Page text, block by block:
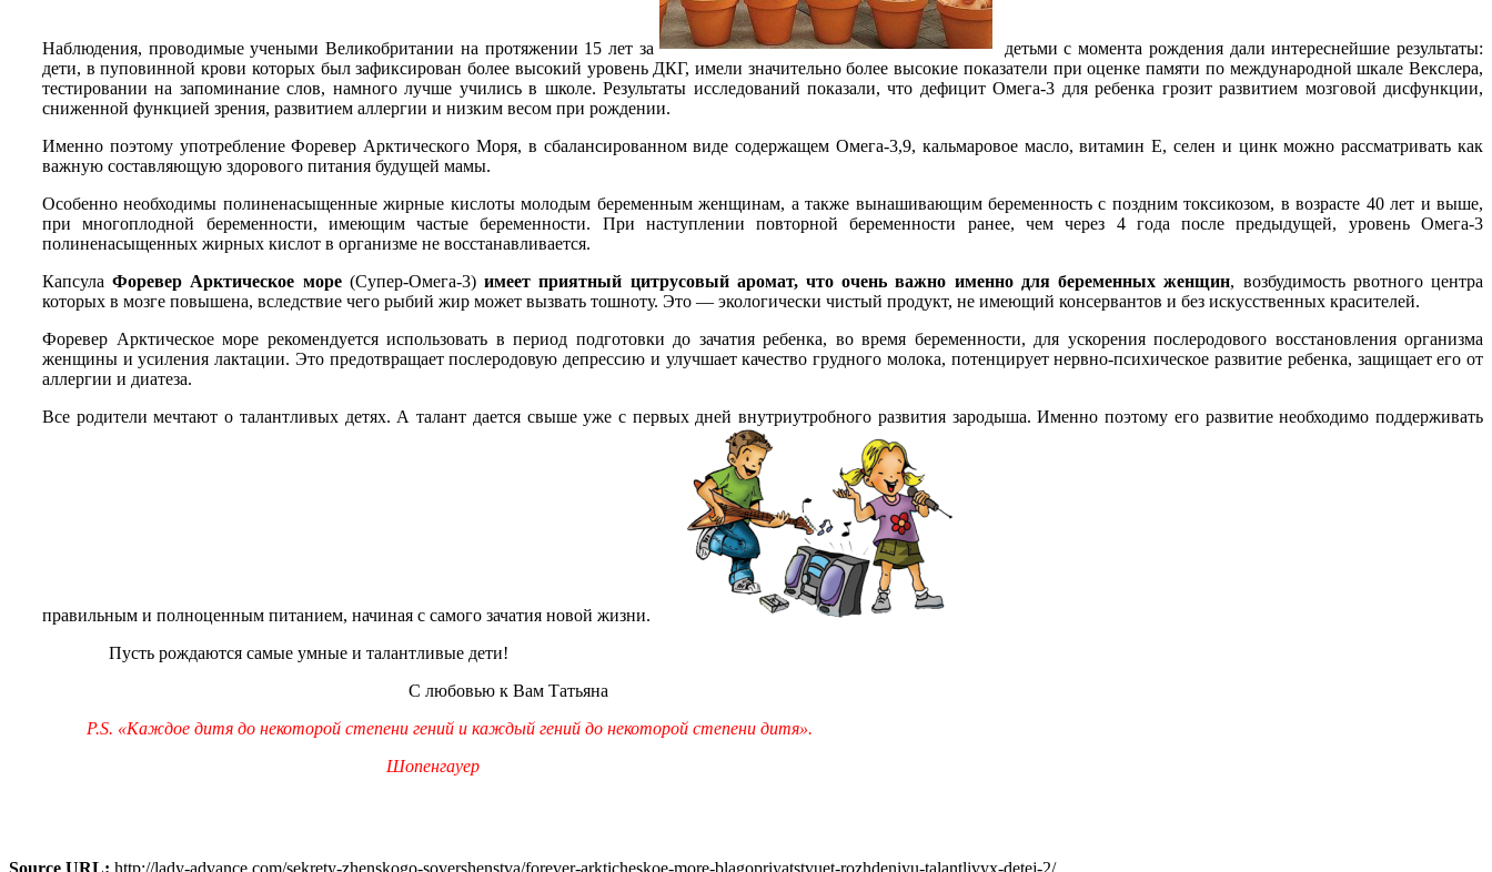
Наблюдения, проводимые учеными Великобритании на протяжении 15 лет за
детьми с момента рождения дали интереснейшие результаты:
дети, в пуповинной крови которых был зафиксирован более высокий уровень ДКГ, имели значительно более высокие показатели при оценке памяти по международной шкале Векслера,
тестировании на запоминание слов, намного лучше учились в школе. Результаты исследований показали, что дефицит Омега-3 для ребенка грозит развитием мозговой дисфункции,
сниженной функцией зрения, развитием аллергии и низким весом при рождении.
Именно поэтому употребление Форевер Арктического Моря, в сбалансированном виде содержащем Омега-3,9, кальмаровое масло, витамин Е, селен и цинк можно рассматривать как
важную составляющую здорового питания будущей мамы.
Особенно необходимы полиненасыщенные жирные кислоты молодым беременным женщинам, а также вынашивающим беременность с поздним токсикозом, в возрасте 40 лет и выше,
при многоплодной беременности, имеющим частые беременности. При наступлении повторной беременности ранее, чем через 4 года после предыдущей, уровень Омега-3
полиненасыщенных жирных кислот в организме не восстанавливается.
КапсулаФоревер Арктическое море(Супер-Омега-3)имеет приятный цитрусовый аромат, что очень важно именно для беременных женщин, возбудимость рвотного центра
которых в мозге повышена, вследствие чего рыбий жир может вызвать тошноту. Это — экологически чистый продукт, не имеющий консервантов и без искусственных красителей.
Форевер Арктическое море рекомендуется использовать в период подготовки до зачатия ребенка, во время беременности, для ускорения послеродового восстановления организма
женщины и усиления лактации. Это предотвращает послеродовую депрессию и улучшает качество грудного молока, потенцирует нервно-психическое развитие ребенка, защищает его от
аллергии и диатеза.
Все родители мечтают о талантливых детях. А талант дается свыше уже с первых дней внутриутробного развития зародыша. Именно поэтому его развитие необходимо поддерживать
правильным и полноценным питанием, начиная с самого зачатия новой жизни.
Пусть рождаются самые умные и талантливые дети!
С любовью к Вам Татьяна
P.S. «Каждое дитя до некоторой степени гений и каждый гений до некоторой степени дитя».
Шопенгауер
Source URL: http://lady-advance.com/sekrety-zhenskogo-sovershenstva/forever-arkticheskoe-more-blagopriyatstvuet-rozhdeniyu-talantlivyx-detej-2/